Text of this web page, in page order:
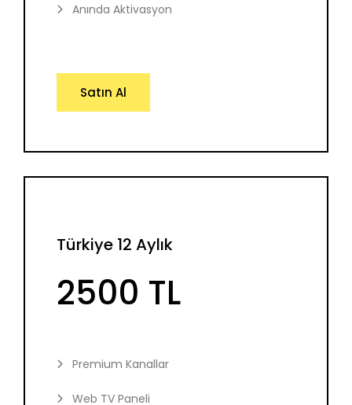
Anında Aktivasyon
Satın Al
Türkiye 12 Aylık
2500 TL
Premium Kanallar
Web TV Paneli